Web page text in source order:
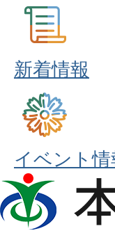
新着情報
イベント情
本
庄